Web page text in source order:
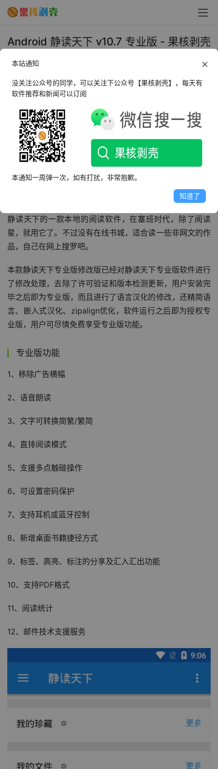
Android 静读天下 v10.7 专业版 - 果核剥壳
2026年7月13日 下午5:26
AI摘要
此内容由AI根据文章内容自动生成，并已由人工审核
静读天下专业版是一款本地阅读软件，去除了广告、支持
语音朗读、文字转换、多点触碰等功能，并兼容安卓
13/MIUI13。提供高速下载链接，用户可免费享受专业版功
能，适合阅读非网文作品。
静读天下的一款本地的阅读软件，在塞班时代，除了阅读
星，就用它了。不过没有在线书城，适合读一些非网文的作
品，自己在网上搜罗吧。
本款静读天下专业版修改版已经对静读天下专业版软件进行
了修改处理，去除了许可验证和版本检测更新，用户安装完
毕之后即为专业版，而且进行了语言汉化的修改，还精简语
言、嵌入式汉化、zipalign优化，软件运行之后即为授权专
业版，用户可尽情免费享受专业版功能。
专业版功能
1、移除广告横幅
2、语音朗读
3、文字可转换简繁/繁简
4、直排阅读模式
5、支援多点触碰操作
6、可设置密码保护
7、支持耳机或蓝牙控制
8、新增桌面书籍捷径方式
9、标签、高亮、标注的分享及汇入汇出功能
10、支持PDF格式
11、阅读统计
12、邮件技术支援服务
本站通知
没关注公众号的同学，可以关注下公众号【果核剥壳】，每天有
软件推荐和新闻可以订阅
本通知一周弹一次，如有打扰，非常抱歉。
知道了